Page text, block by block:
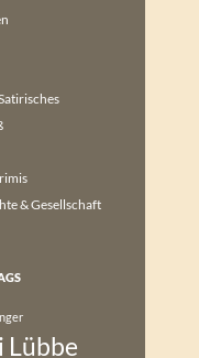
& Gesellschaft
Lübbe